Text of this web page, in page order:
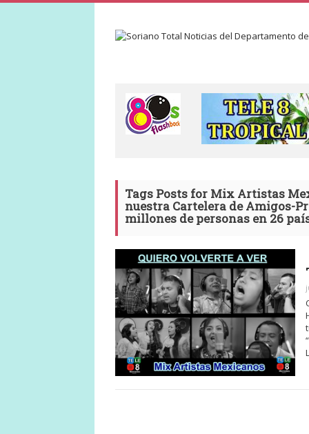
Tags Posts for Mix Artistas
nuestra Cartelera de Amigos-
millones de personas en 26